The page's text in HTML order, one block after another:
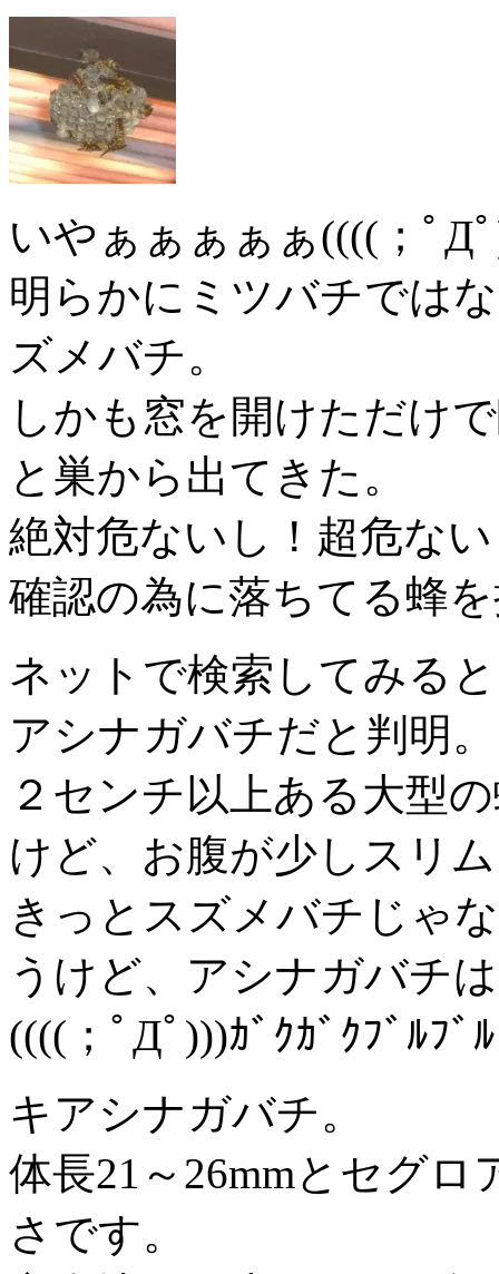
いやぁぁぁぁぁ((((；ﾟДﾟ
明らかにミツバチでは
ズメバチ。
しかも窓を開けただけ
と巣から出てきた。
絶対危ないし！超危な
確認の為に落ちてる蜂
ネットで検索してみる
アシナガバチだと判明。
２センチ以上ある大型
けど、お腹が少しスリ
きっとスズメバチじゃ
うけど、アシナガバチ
((((；ﾟДﾟ)))ｶﾞｸｶﾞｸﾌﾞﾙﾌﾞﾙ
キアシナガバチ。
体長21～26mmとセグ
さです。